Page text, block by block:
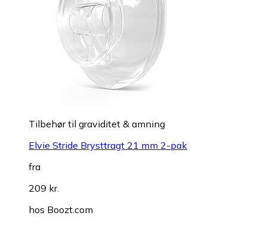
Tilbehør til graviditet & amning
Elvie Stride Brysttragt 21 mm 2-pak
fra
209 kr.
hos Boozt.com